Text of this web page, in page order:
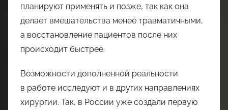
планируют применять и позже, так как она
делает вмешательства менее травматичными,
а восстановление пациентов после них
происходит быстрее.
Возможности дополненной реальности
в работе исследуют и в других направлениях
хирургии. Так, в России уже создали первую